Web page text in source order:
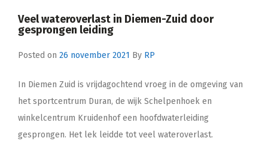
Veel wateroverlast in Diemen-Zuid door
gesprongen leiding
Posted on 26 november 2021 By RP
In Diemen Zuid is vrijdagochtend vroeg in de omgeving van
het sportcentrum Duran, de wijk Schelpenhoek en
winkelcentrum Kruidenhof een hoofdwaterleiding
gesprongen. Het lek leidde tot veel wateroverlast.